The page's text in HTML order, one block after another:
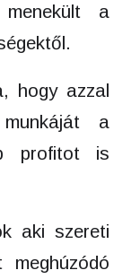
a
hogy azzal
a
profitot is
aki szereti